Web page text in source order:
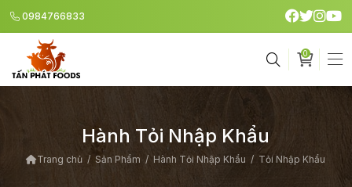
0984766833
0 Giỏ
Hành Tỏi Nhập Khẩu
Trang chủ Sản Phẩm Hành Tỏi Nhập Khẩu Tỏi Nhập Khẩu